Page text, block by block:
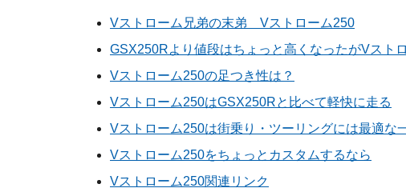
Vストローム兄弟の末弟 Vストローム250
GSX250Rより値段はちょっと高くなったがVスト
Vストローム250の足つき性は？
Vストローム250はGSX250Rと比べて軽快に走る
Vストローム250は街乗り・ツーリングには最適な
Vストローム250をちょっとカスタムするなら
Vストローム250関連リンク